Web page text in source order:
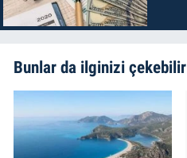
Bunlar da ilginizi çekebilir